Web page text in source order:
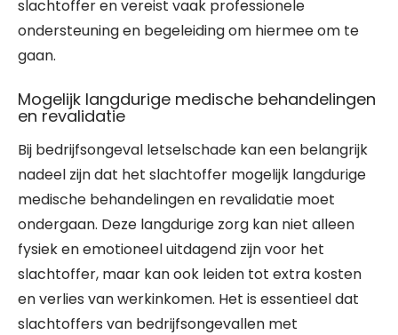
slachtoffer en vereist vaak professionele
ondersteuning en begeleiding om hiermee om te
gaan.
Mogelijk langdurige medische behandelingen
en revalidatie
Bij bedrijfsongeval letselschade kan een belangrijk
nadeel zijn dat het slachtoffer mogelijk langdurige
medische behandelingen en revalidatie moet
ondergaan. Deze langdurige zorg kan niet alleen
fysiek en emotioneel uitdagend zijn voor het
slachtoffer, maar kan ook leiden tot extra kosten
en verlies van werkinkomen. Het is essentieel dat
slachtoffers van bedrijfsongevallen met